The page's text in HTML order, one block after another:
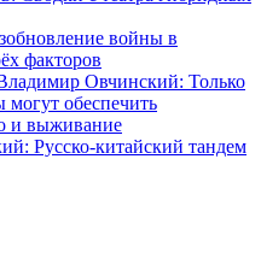
войны в
факторов
Овчинский: Только
обеспечить
и выживание
Русско-китайский тандем